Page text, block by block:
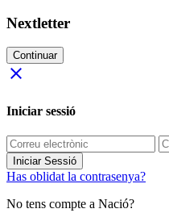
Nextletter
Continuar
close
Iniciar sessió
Iniciar Sessió
Has oblidat la contrasenya?
No tens compte a Nació?